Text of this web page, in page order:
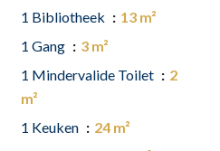
1 Bibliotheek
13 m²
1 Gang
3 m²
1 Mindervalide Toilet
2
m²
1 Keuken
24 m²